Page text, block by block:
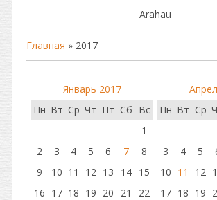
Arahau
Главная » 2017
Январь 2017
Пн Вт Ср Чт Пт Сб Вс
1
2
3 4 5 6 7
8
9
10 11 12 13 14 15
16 17 18 19 20 21
22
Пн Вт Ср
3
4 5
10 11 12
17 18 19